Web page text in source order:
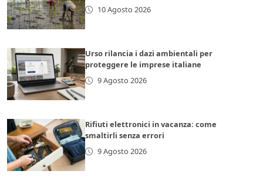
10 Agosto 2026
Urso rilancia i dazi ambientali per
proteggere le imprese italiane
9 Agosto 2026
Rifiuti elettronici in vacanza: come
smaltirli senza errori
9 Agosto 2026